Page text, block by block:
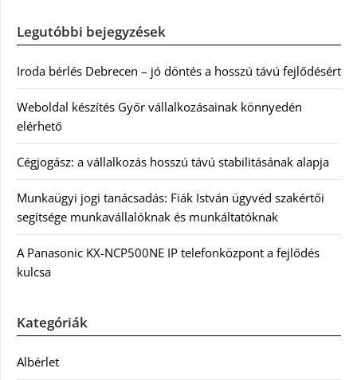
Legutóbbi bejegyzések
Iroda bérlés Debrecen – jó döntés a hosszú távú fejlődésért
Weboldal készítés Győr vállalkozásainak könnyedén
elérhető
Cégjogász: a vállalkozás hosszú távú stabilitásának alapja
Munkaügyi jogi tanácsadás: Fiák István ügyvéd szakértői
segítsége munkavállalóknak és munkáltatóknak
A Panasonic KX-NCP500NE IP telefonközpont a fejlődés
kulcsa
Kategóriák
Albérlet